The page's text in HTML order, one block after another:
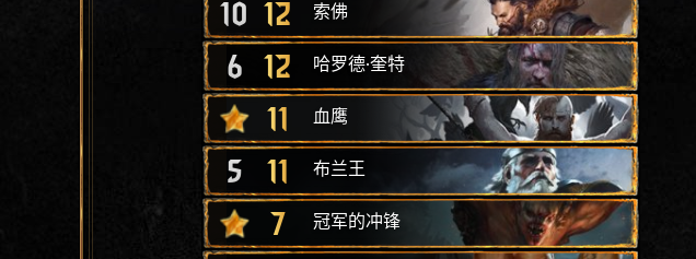
10 12 索佛
6 12 哈罗德·奎特
11 血鹰
5 11 布兰王
7 冠军的冲锋